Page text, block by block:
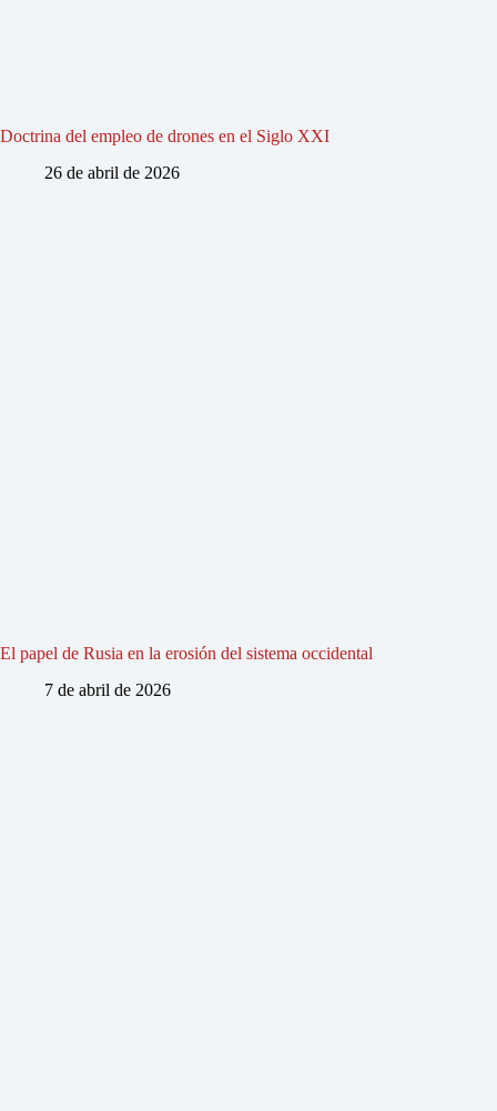
Doctrina del empleo de drones en el Siglo XXI
26 de abril de 2026
El papel de Rusia en la erosión del sistema occidental
7 de abril de 2026